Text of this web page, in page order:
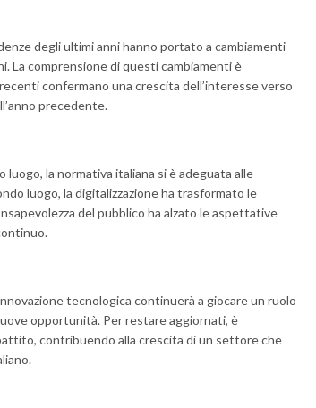
degli ultimi anni hanno portato a cambiamenti
La comprensione di questi cambiamenti è
confermano una crescita dell’interesse verso
precedente.
la normativa italiana si è adeguata alle
luogo, la digitalizzazione ha trasformato le
del pubblico ha alzato le aspettative
tecnologica continuerà a giocare un ruolo
opportunità. Per restare aggiornati, è
contribuendo alla crescita di un settore che